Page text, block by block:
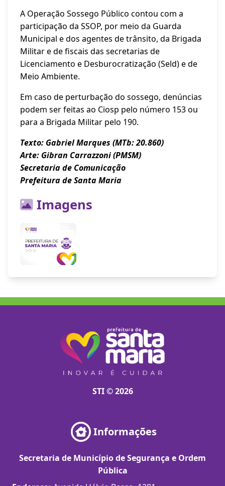
A Operação Sossego Público contou com a
participação da SSOP, por meio da Guarda
Municipal e dos agentes de trânsito, da Brigada
Militar e de fiscais das secretarias de
Licenciamento e Desburocratização (Seld) e de
Meio Ambiente.
Em caso de perturbação do sossego, denúncias
podem ser feitas ao Ciosp pelo número 153 ou
para a Brigada Militar pelo 190.
Texto: Gabriel Marques (MTb: 20.860)
Arte: Gibran Carrazzoni (PMSM)
Secretaria de Comunicação
Prefeitura de Santa Maria
Imagens
STI © 2026
Informações
Secretaria de Município de Segurança e Ordem
Pública